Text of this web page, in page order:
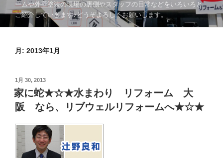
キ
ッ
ームや外壁塗装の現場の裏側やスタッフの日常などをいろいろと
ご紹介していきます♪どうぞよろしくお願いします。
月: 2013年1月
投
稿
日:
1月 30, 2013
家に蛇★☆★水まわり リフォーム 大
阪 なら、リブウェルリフォームへ★☆★